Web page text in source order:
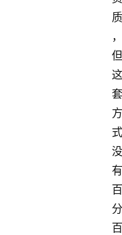
质
，
但
这
套
方
式
没
有
百
分
百